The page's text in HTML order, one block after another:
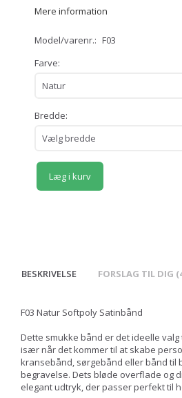
Mere information
Model/varenr.: F03
Farve:
Bredde:
Læg i kurv
BESKRIVELSE FORSLAG TIL DIG
F03 Natur Softpoly Satinbånd
Dette smukke bånd er det ideelle
især når det kommer til at skabe
kransebånd, sørgebånd eller bånd til
begravelse. Dets bløde overflade og
elegant udtryk, der passer perfekt til